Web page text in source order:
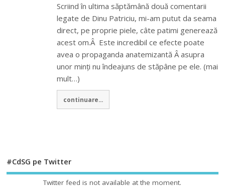
Scriind în ultima săptămână două comentarii
legate de Dinu Patriciu, mi-am putut da seama
direct, pe proprie piele, câte patimi generează
acest om.Â Este incredibil ce efecte poate
avea o propaganda anatemizantă Â asupra
unor minți nu îndeajuns de stăpâne pe ele. (mai
mult…)
continuare...
#CdSG pe Twitter
Twitter feed is not available at the moment.